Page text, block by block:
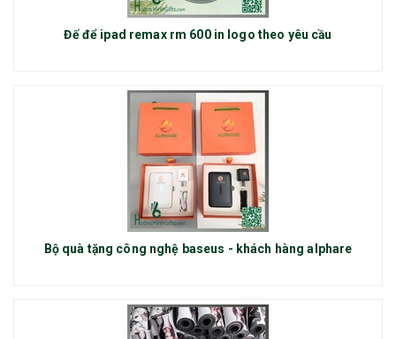
Đế để ipad remax rm 600 in logo theo yêu cầu
Bộ quà tặng công nghệ baseus - khách hàng alphare